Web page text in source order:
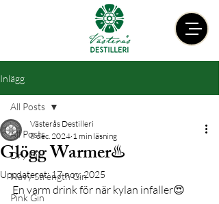
Inlägg
All Posts
Dry Gin
Navy Strength Gin
Pink Gin
All Posts
Glögg Warmer♨️
Västerås Destilleri
8 dec. 2024 1 min läsning
Uppdaterat:17 nov. 2025
En varm drink för när kylan infaller😍